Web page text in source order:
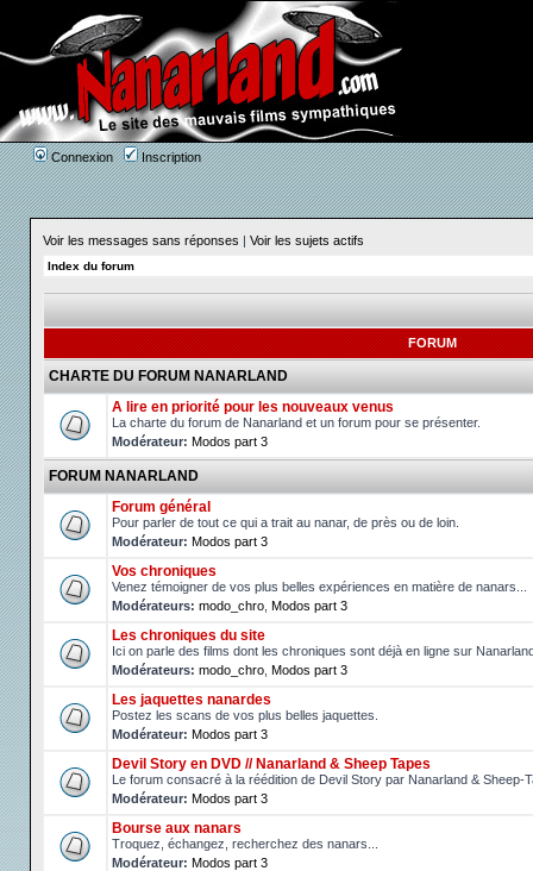
Connexion Inscription
Voir les messages sans réponses | Voir les sujets actifs
Index du forum
FORUM
CHARTE DU FORUM NANARLAND
A lire en priorité pour les nouveaux venus
La charte du forum de Nanarland et un forum pour se présenter.
Modérateur: Modos part 3
FORUM NANARLAND
Forum général
Pour parler de tout ce qui a trait au nanar, de près ou de loin.
Modérateur: Modos part 3
Vos chroniques
Venez témoigner de vos plus belles expériences en matière de nanars...
Modérateurs: modo_chro Modos part 3
Les chroniques du site
Ici on parle des films dont les chroniques sont déjà en ligne sur
Modérateurs: modo_chro Modos part 3
Les jaquettes nanardes
Postez les scans de vos plus belles jaquettes.
Modérateur: Modos part 3
Devil Story en DVD // Nanarland & Sheep Tapes
Le forum consacré à la réédition de Devil Story par Nanarland & Sheep-
Modérateur: Modos part 3
Bourse aux nanars
Troquez, échangez, recherchez des nanars...
Modérateur: Modos part 3